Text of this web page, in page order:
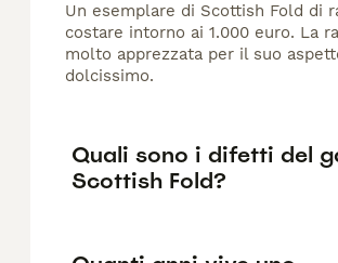
Un esemplare di Scottish Fold di
costare intorno ai 1.000 euro. La
molto apprezzata per il suo
dolcissimo.
Quali sono i difetti del
Scottish Fold?